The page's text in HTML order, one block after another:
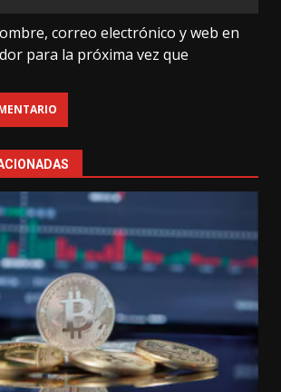
correo electrónico y web en
para la próxima vez que